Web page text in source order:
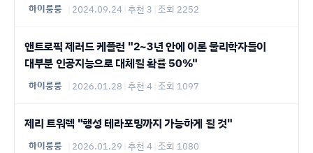
하이룽룽 2024.09.24 추천 3 조회 2252
앤트로픽 제러드 케플런 "2~3년 안에 이론 물리학자들이
대부분 인공지능으로 대체될 확률 50%"
하이룽룽 2026.01.28 추천 4 조회 1097
제리 트워렉 "행성 테라포밍까지 가능하게 될 것"
하이룽룽 2026.01.29 추천 4 조회 1080